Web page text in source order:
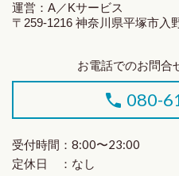
運営：A／Kサービス
〒259-1216 神奈川県平塚市入
お電話でのお問合
080-
受付時間：8:00〜23:00
定休日 ：なし